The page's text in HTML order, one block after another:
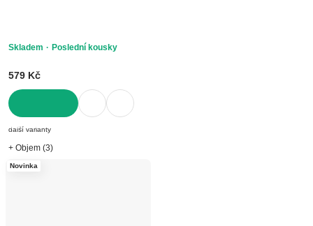
Skladem Poslední kousky
579 Kč
DO KOŠÍKU
další varianty
+ Objem (3)
Novinka